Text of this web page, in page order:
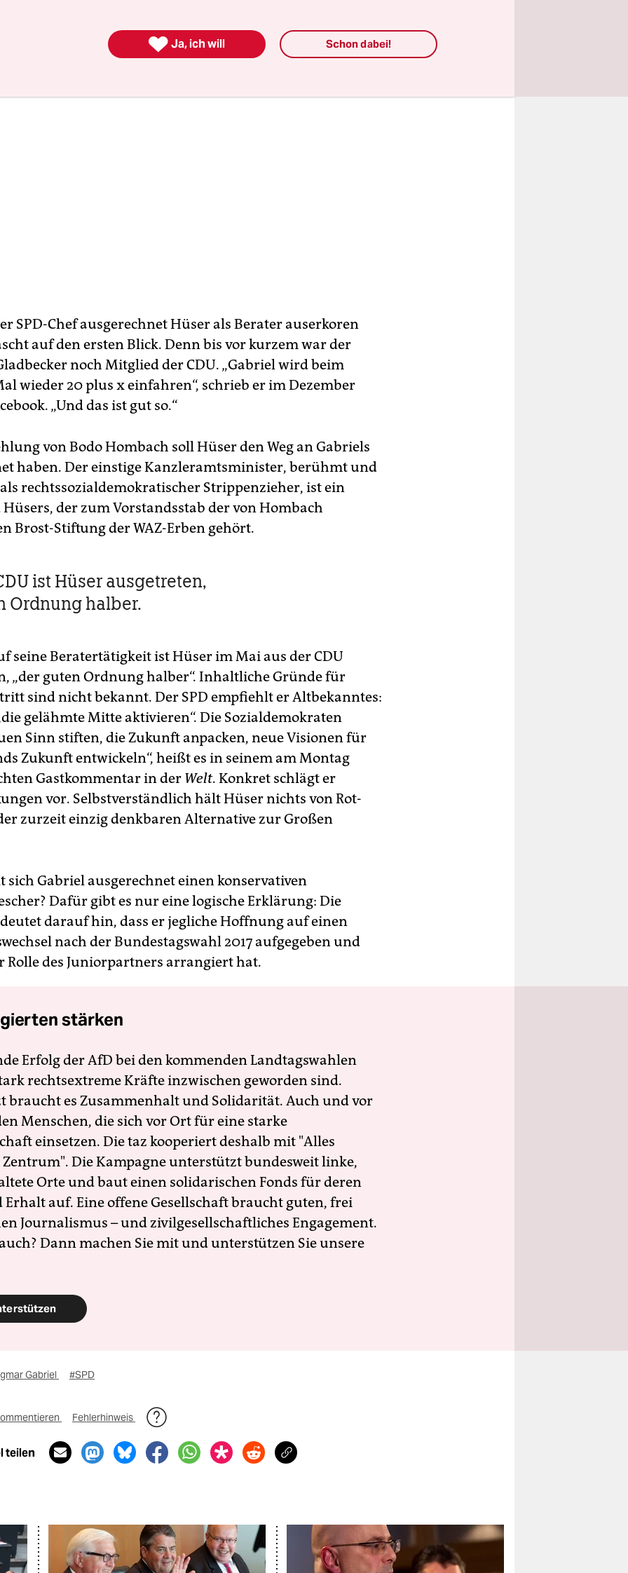
Werte für Gabriel sind ein Desaster.
SPD-Chef ausgerechnet Hüser als Berater auserkoren
auf den ersten Blick. Denn bis vor kurzem war der
noch Mitglied der CDU. „Gabriel wird beim
wieder 20 plus x einfahren“, schrieb er im Dezember
„Und das ist gut so.“
von Bodo Hombach soll Hüser den Weg an Gabriels
haben. Der einstige Kanzleramtsminister, berühmt und
rechtssozialdemokratischer Strippenzieher, ist ein
der zum Vorstandsstab der von Hombach
Brost-Stiftung der WAZ-Erben gehört.
ist Hüser ausgetreten,
Ordnung halber.
seine Beratertätigkeit ist Hüser im Mai aus der CDU
„der guten Ordnung halber“. Inhaltliche Gründe für
sind nicht bekannt. Der SPD empfiehlt er Altbekanntes:
gelähmte Mitte aktivieren“. Die Sozialdemokraten
Sinn stiften, die Zukunft anpacken, neue Visionen für
Zukunft entwickeln“, heißt es in seinem am Montag
Gastkommentar in der Welt. Konkret schlägt er
vor. Selbstverständlich hält Hüser nichts von Rot-
zurzeit einzig denkbaren Alternative zur Großen
sich Gabriel ausgerechnet einen konservativen
Dafür gibt es nur eine logische Erklärung: Die
darauf hin, dass er jegliche Hoffnung auf einen
nach der Bundestagswahl 2017 aufgegeben und
Rolle des Juniorpartners arrangiert hat.
stärken
Erfolg der AfD bei den kommenden Landtagswahlen
rechtsextreme Kräfte inzwischen geworden sind.
braucht es Zusammenhalt und Solidarität. Auch und vor
Menschen, die sich vor Ort für eine starke
einsetzen. Die taz kooperiert deshalb mit "Alles
Die Kampagne unterstützt bundesweit linke,
Orte und baut einen solidarischen Fonds für deren
Erhalt auf. Eine offene Gesellschaft braucht guten, frei
Journalismus – und zivilgesellschaftliches Engagement.
Dann machen Sie mit und unterstützen Sie unsere
Gabriel #SPD
Fehlerhinweis
teilen
 Ja, ich will Schon dabei!